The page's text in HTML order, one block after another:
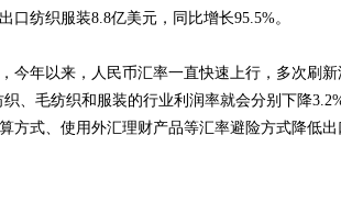
口纺织服装8.8亿美元，同比增长95.5%。
年以来，人民币汇率一直快速上行，多次刷新
、毛纺织和服装的行业利润率就会分别下降
方式、使用外汇理财产品等汇率避险方式降低